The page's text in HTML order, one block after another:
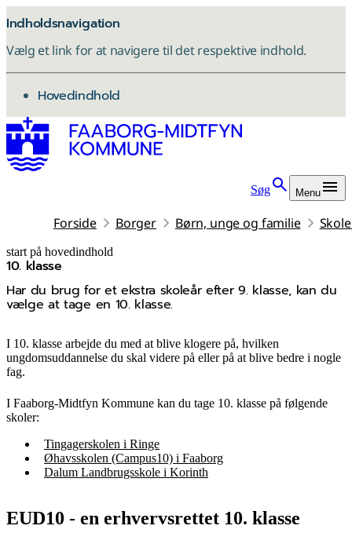
Indholdsnavigation
Vælg et link for at navigere til det respektive indhold.
gå til
Hovedindhold
Søg Menu
Forside Borger Børn, unge og familie
start på hovedindhold
10. klasse
Har du brug for et ekstra skoleår efter 9. klasse, kan du
vælge at tage en 10. klasse.
senest opdateret 17. juli 2026
I 10. klasse arbejde du med at blive klogere på, hvilken
ungdomsuddannelse du skal videre på eller på at blive bedre i nogle
fag.
I Faaborg-Midtfyn Kommune kan du tage 10. klasse på følgende
skoler:
Tingagerskolen i Ringe
Øhavsskolen (Campus10) i Faaborg
Dalum Landbrugsskole i Korinth
EUD10 - en erhvervsrettet 10. klasse